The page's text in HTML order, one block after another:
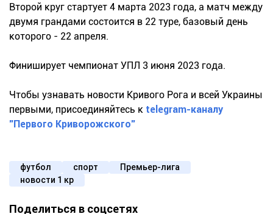
Второй круг стартует 4 марта 2023 года, а матч между
двумя грандами состоится в 22 туре, базовый день
которого - 22 апреля.
Финиширует чемпионат УПЛ 3 июня 2023 года.
Чтобы узнавать новости Кривого Рога и всей Украины
первыми, присоединяйтесь к telegram-каналу
"Первого Криворожского"
футбол спорт
Премьер-лига
новости 1 кр
Поделиться в соцсетях